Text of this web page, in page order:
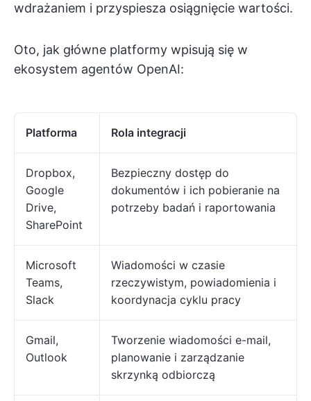
wdrażaniem i przyspiesza osiągnięcie wartości.
Oto, jak główne platformy wpisują się w
ekosystem agentów OpenAI:
Platforma Rola integracji
Dropbox,
Google
Drive,
SharePoint
Bezpieczny dostęp do
dokumentów i ich pobieranie na
potrzeby badań i raportowania
Microsoft
Teams,
Slack
Wiadomości w czasie
rzeczywistym, powiadomienia i
koordynacja cyklu pracy
Gmail,
Outlook
Tworzenie wiadomości e-mail,
planowanie i zarządzanie
skrzynką odbiorczą